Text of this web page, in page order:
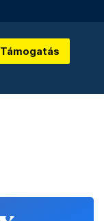
Támogatás